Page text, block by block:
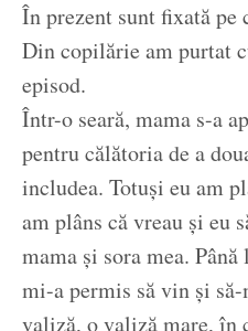
În prezent sunt fixată
Din copilărie am purtat
episod.
Într-o seară, mama s-a
pentru călătoria de a
includea. Totuși eu am
am plâns că vreau și eu
mama și sora mea.
mi-a permis să vin și
valiză, o valiză mare, în